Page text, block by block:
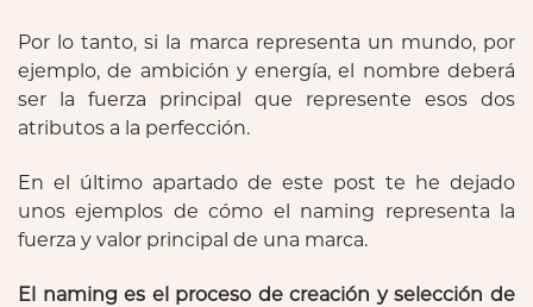
Por lo tanto, si la marca representa un mundo, por
ejemplo, de ambición y energía, el nombre deberá
ser la fuerza principal que represente esos dos
atributos a la perfección.
En el último apartado de este post te he dejado
unos ejemplos de cómo el naming representa la
fuerza y valor principal de una marca.
El naming es el proceso de creación y selección de